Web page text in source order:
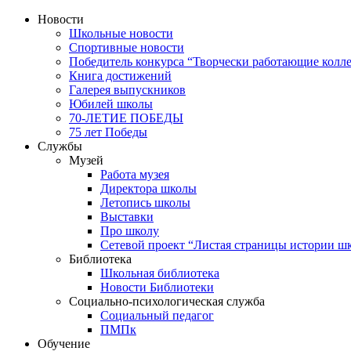
Новости
Школьные новости
Спортивные новости
Победитель конкурса “Творчески работающие
Книга достижений
Галерея выпускников
Юбилей школы
70-ЛЕТИЕ ПОБЕДЫ
75 лет Победы
Службы
Музей
Работа музея
Директора школы
Летопись школы
Выставки
Про школу
Сетевой проект “Листая страницы истории
Библиотека
Школьная библиотека
Новости Библиотеки
Социально-психологическая служба
Социальный педагог
ПМПк
Обучение